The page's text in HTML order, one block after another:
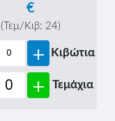
€
(Τεμ/Κιβ: 24)
+ Κιβώτια
+ Τεμάχια